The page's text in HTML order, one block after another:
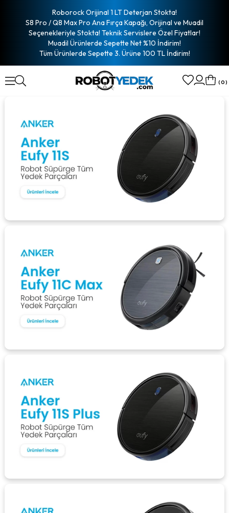
Roborock Orijinal 1 LT Deterjan Stokta!
S8 Pro / Q8 Max Pro Ana Fırça Kapağı, Orijinal ve Muadil
Seçenekleriyle Stokta! Teknik Servislere Özel Fiyatlar!
Muadil Ürünlerde Sepette Net %10 İndirim!
Tüm Ürünlerde Sepette 3. Ürüne 100 TL İndirim!
0